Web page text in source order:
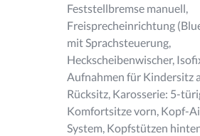
Feststellbremse manuell,
Freisprecheinrichtung
mit Sprachsteuerung,
Heckscheibenwischer,
Aufnahmen für Kindersitz
Rücksitz, Karosserie: 5-
Komfortsitze vorn, Kopf-
System, Kopfstützen